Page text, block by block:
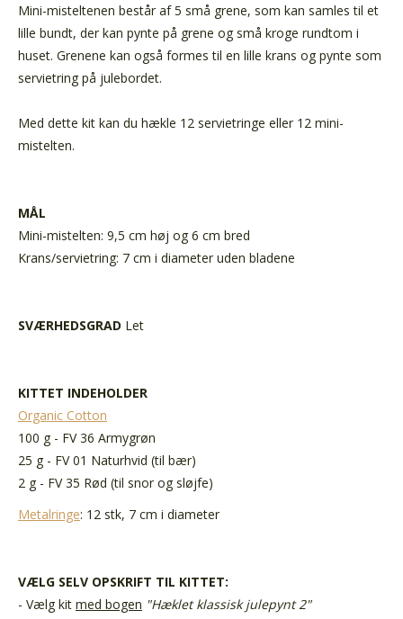
Mini-misteltenen består af 5 små grene, som kan samles til et
lille bundt, der kan pynte på grene og små kroge rundtom i
huset. Grenene kan også formes til en lille krans og pynte som
servietring på julebordet.
Med dette kit kan du hækle 12 servietringe eller 12 mini-
mistelten.
MÅL
Mini-mistelten: 9,5 cm høj og 6 cm bred
Krans/servietring: 7 cm i diameter uden bladene
SVÆRHEDSGRAD Let
KITTET INDEHOLDER
Organic Cotton
100 g - FV 36 Armygrøn
25 g - FV 01 Naturhvid (til bær)
2 g - FV 35 Rød (til snor og sløjfe)
Metalringe: 12 stk, 7 cm i diameter
VÆLG SELV OPSKRIFT TIL KITTET:
- Vælg kit med bogen "Hæklet klassisk julepynt 2"